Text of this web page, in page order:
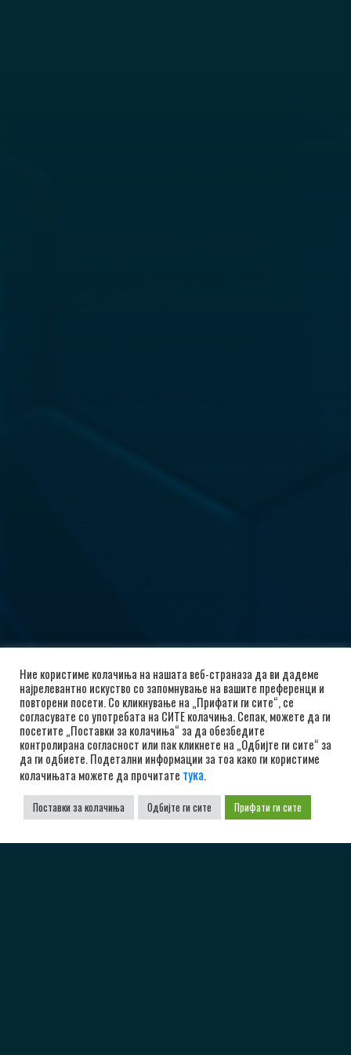
Ние користиме колачиња на нашата веб-страназа да ви дадеме
најрелевантно искуство со запомнување на вашите преференци и
повторени посети. Со кликнување на „Прифати ги сите“, се
согласувате со употребата на СИТЕ колачиња. Сепак, можете да ги
посетите „Поставки за колачиња“ за да обезбедите
контролирана согласност или пак кликнете на „Одбијте ги сите“ за
да ги одбиете. Подетални информации за тоа како ги користиме
колачињата можете да прочитате тука.
Поставки за колачиња Одбијте ги сите Прифати ги сите